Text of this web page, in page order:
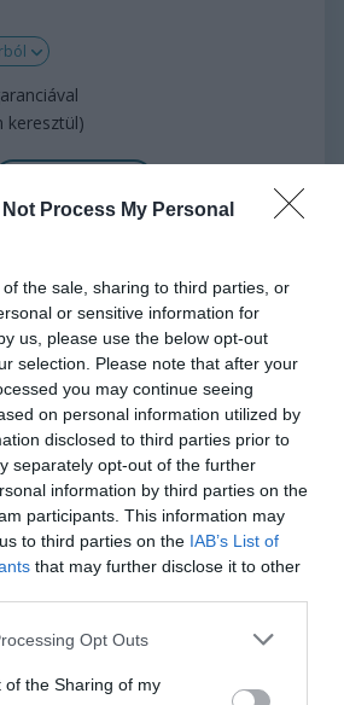
Not Process My Personal
the sale, sharing to third parties, or
or sensitive information for
us, please use the below opt-out
selection. Please note that after your
you may continue seeing
on personal information utilized by
disclosed to third parties prior to
separately opt-out of the further
information by third parties on the
participants. This information may
to third parties on the IAB’s List of
that may further disclose it to other
app uses one or more Google
or usage behaviour. You may click to
Opt Outs
of the Sharing of my
keresztül)
bruttó 127 000 Ft
100 000 Ft
KOSÁRBA
| Gasztro | Heti